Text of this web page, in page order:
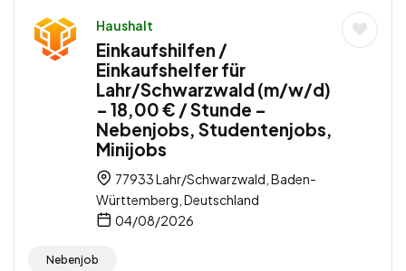
Haushalt
Einkaufshilfen /
Einkaufshelfer für
Lahr/Schwarzwald (m/w/d)
– 18,00 € / Stunde –
Nebenjobs, Studentenjobs,
Minijobs
77933 Lahr/Schwarzwald, Baden-
Württemberg, Deutschland
04/08/2026
Nebenjob